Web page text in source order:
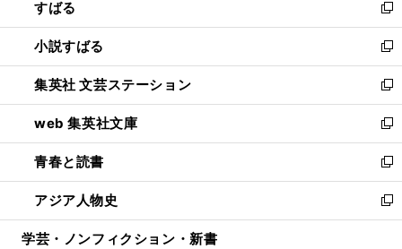
く
で
開
く
ド
ウ
で
開
く
すばる
新
し
い
ウ
ィ
ン
ド
ウ
で
開
く
小説すばる
新
し
い
ウ
ィ
ン
ド
ウ
で
開
集英社 文芸ステーション
新
し
い
ウ
ィ
ン
ド
ウ
web 集英社文庫
新
し
い
ウ
ィ
ン
青春と読書
新
し
い
ウ
アジア人物史
新
し
学芸・ノンフィクション・新書